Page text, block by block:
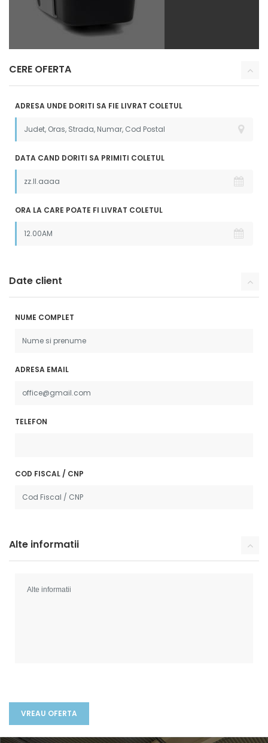
CERE OFERTA
ADRESA UNDE DORITI SA FIE LIVRAT COLETUL
DATA CAND DORITI SA PRIMITI COLETUL
ORA LA CARE POATE FI LIVRAT COLETUL
Date client
NUME COMPLET
ADRESA EMAIL
TELEFON
COD FISCAL / CNP
Alte informatii